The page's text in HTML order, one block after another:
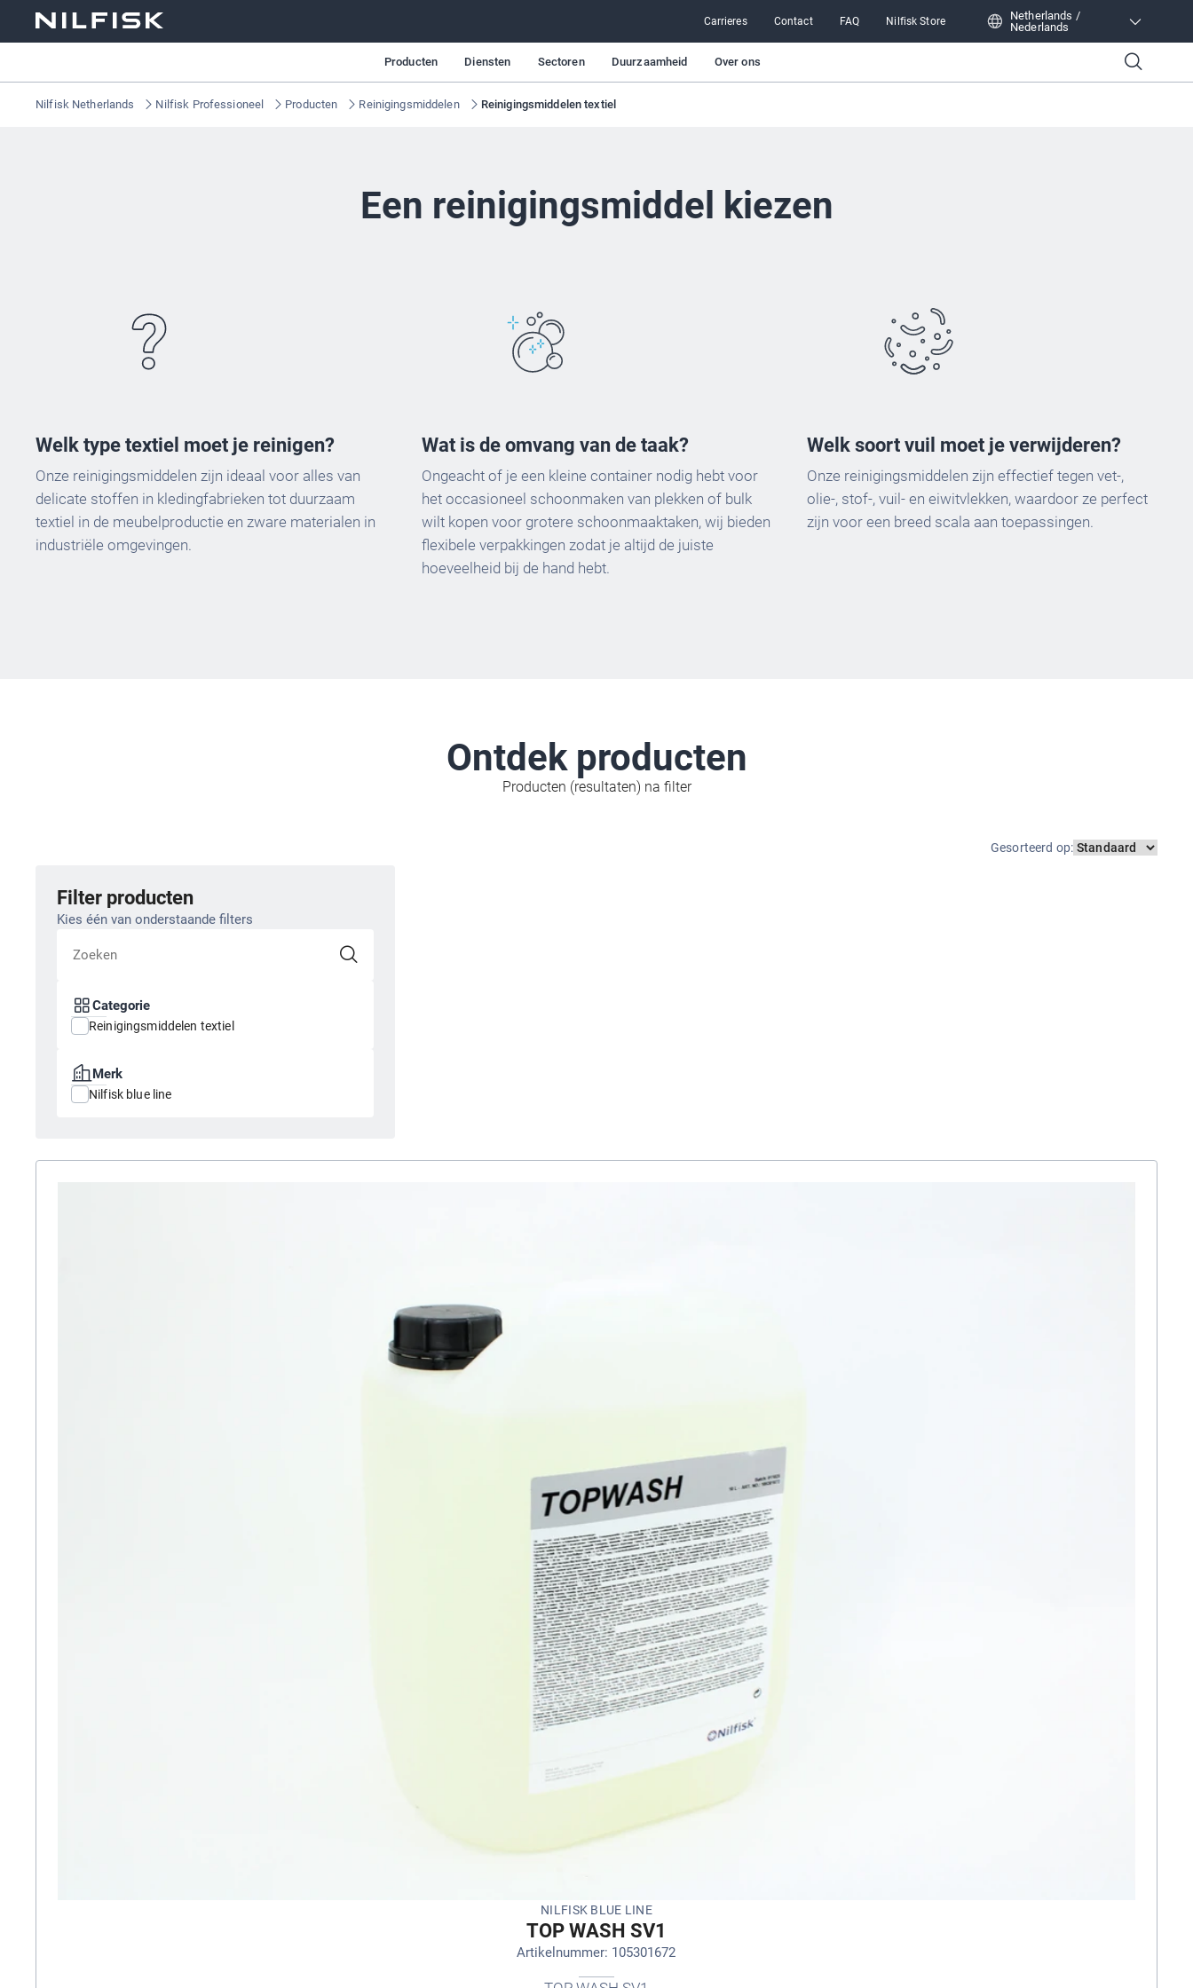
Carrieres Contact FAQ Nilfisk Store
Netherlands /
Nederlands
Producten Diensten Sectoren Duurzaamheid Over ons
Nilfisk Netherlands Nilfisk Professioneel Producten Reinigingsmiddelen Reinigingsmiddelen textiel
Een reinigingsmiddel kiezen
Welk type textiel moet je reinigen?
Onze reinigingsmiddelen zijn ideaal voor alles van
delicate stoffen in kledingfabrieken tot duurzaam
textiel in de meubelproductie en zware materialen in
industriële omgevingen.
Wat is de omvang van de taak?
Ongeacht of je een kleine container nodig hebt voor
het occasioneel schoonmaken van plekken of bulk
wilt kopen voor grotere schoonmaaktaken, wij bieden
flexibele verpakkingen zodat je altijd de juiste
hoeveelheid bij de hand hebt.
Welk soort vuil moet je verwijderen?
Onze reinigingsmiddelen zijn effectief tegen vet-,
olie-, stof-, vuil- en eiwitvlekken, waardoor ze perfect
zijn voor een breed scala aan toepassingen.
Ontdek producten
Producten (resultaten) na filter
Gesorteerd op:
Filter producten
Kies één van onderstaande filters
Categorie
Reinigingsmiddelen textiel
Merk
Nilfisk blue line
NILFISK BLUE LINE
TOP WASH SV1
Artikelnummer: 105301672